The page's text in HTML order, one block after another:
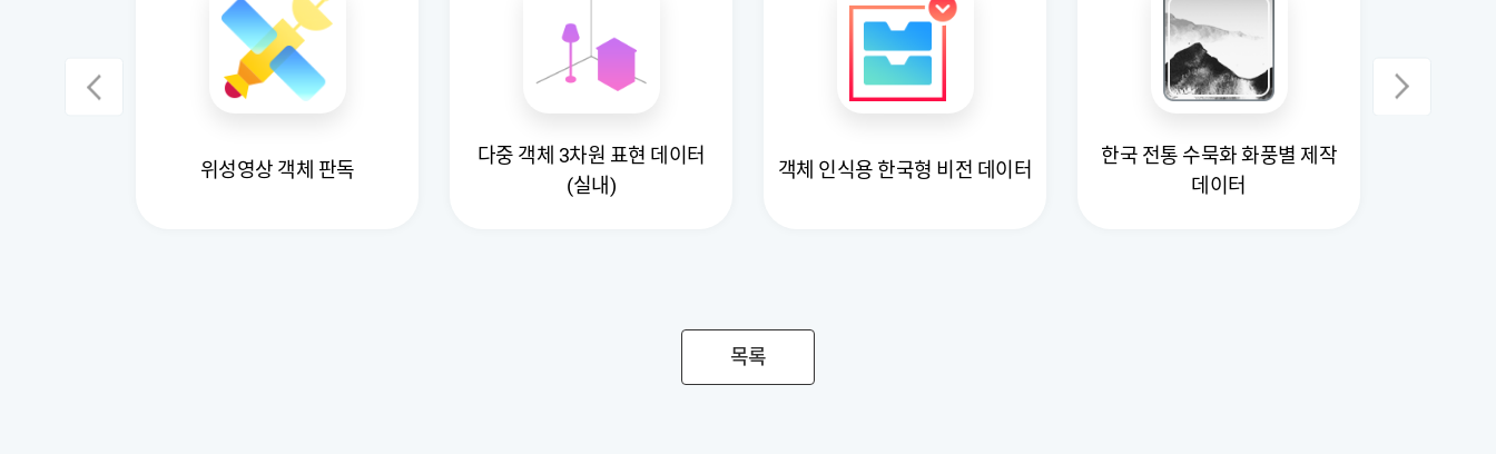
위성영상 객체 판독
다중 객체 3차원 표현 데이터
(실내)
객체 인식용 한국형 비전 데이터
한국 전통 수묵화 화풍별 제작
데이터
목록